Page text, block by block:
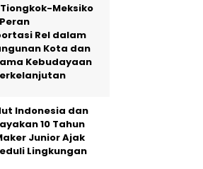
Meksiko
Rel dalam
Kota dan
Kebudayaan
Indonesia dan
10 Tahun
Junior Ajak
Lingkungan